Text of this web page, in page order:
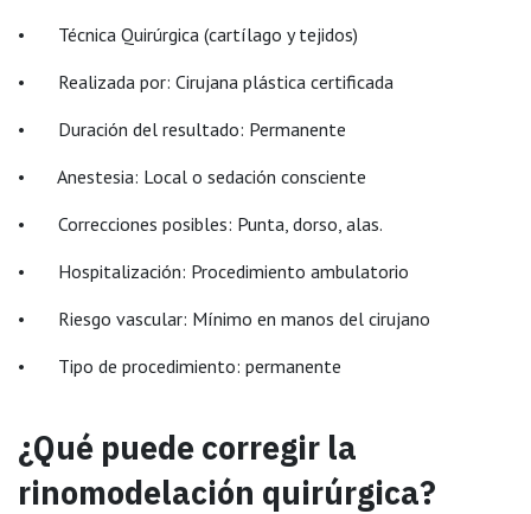
• Técnica Quirúrgica (cartílago y tejidos)
• Realizada por: Cirujana plástica certificada
• Duración del resultado: Permanente
• Anestesia: Local o sedación consciente
• Correcciones posibles: Punta, dorso, alas.
• Hospitalización: Procedimiento ambulatorio
• Riesgo vascular: Mínimo en manos del cirujano
• Tipo de procedimiento: permanente
¿Qué puede corregir la
rinomodelación quirúrgica?